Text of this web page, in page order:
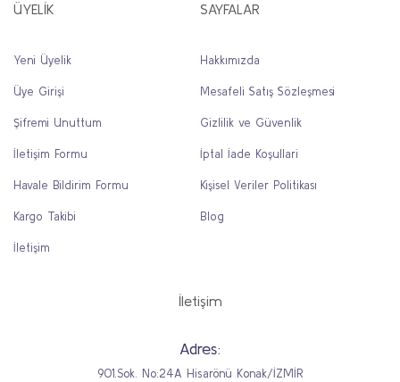
ÜYELİK
Yeni Üyelik
Üye Girişi
Şifremi Unuttum
İletişim Formu
Havale Bildirim Formu
Kargo Takibi
İletişim
SAYFALAR
Hakkımızda
Mesafeli Satış Sözleşmesi
Gizlilik ve Güvenlik
İptal İade Koşullari
Kişisel Veriler Politikası
Blog
İletişim
Adres:
901.Sok. No:24A Hisarönü Konak/İZMİR